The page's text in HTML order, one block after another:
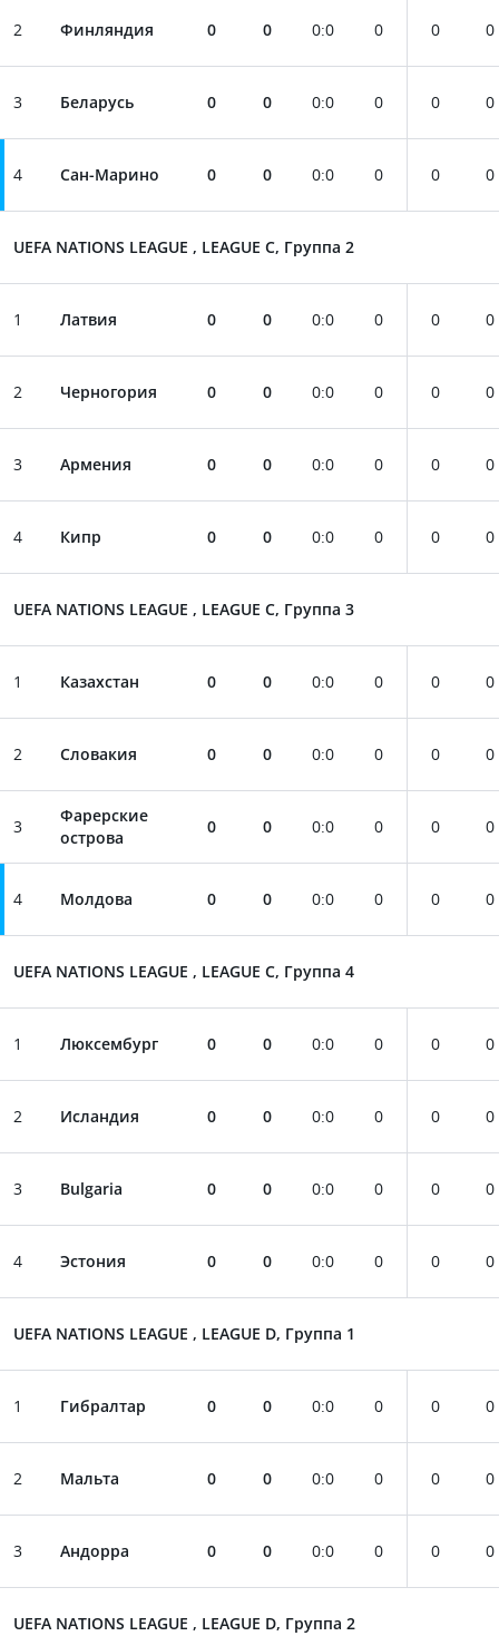
2 Финляндия 0 0 0:0 0 0 0
3 Беларусь 0 0 0:0 0 0 0
4 Сан-Марино 0 0 0:0 0 0 0
UEFA NATIONS LEAGUE , LEAGUE C, Группа 2
1 Латвия 0 0 0:0 0 0 0
2 Черногория 0 0 0:0 0 0 0
3 Армения 0 0 0:0 0 0 0
4 Кипр 0 0 0:0 0 0 0
UEFA NATIONS LEAGUE , LEAGUE C, Группа 3
1 Казахстан 0 0 0:0 0 0 0
2 Словакия 0 0 0:0 0 0 0
3
Фарерские
острова
0 0 0:0 0 0 0
4 Молдова 0 0 0:0 0 0 0
UEFA NATIONS LEAGUE , LEAGUE C, Группа 4
1 Люксембург 0 0 0:0 0 0 0
2 Исландия 0 0 0:0 0 0 0
3 Bulgaria 0 0 0:0 0 0 0
4 Эстония 0 0 0:0 0 0 0
UEFA NATIONS LEAGUE , LEAGUE D, Группа 1
1 Гибралтар 0 0 0:0 0 0 0
2 Мальта 0 0 0:0 0 0 0
3 Андорра 0 0 0:0 0 0 0
UEFA NATIONS LEAGUE , LEAGUE D, Группа 2